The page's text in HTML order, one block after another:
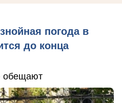
погода в
до конца
обещают